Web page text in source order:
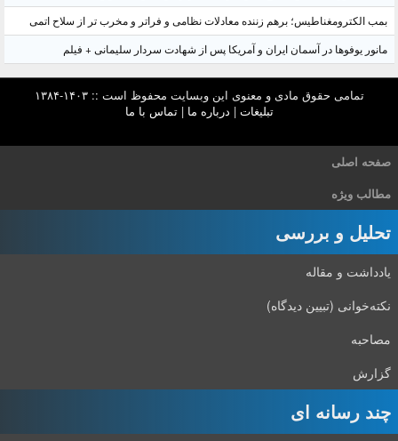
بمب الکترومغناطیس؛ برهم زننده معادلات نظامی و فراتر و مخرب تر از سلاح اتمی
مانور یوفوها در آسمان ایران و آمریکا پس از شهادت سردار سلیمانی + فیلم
تمامی حقوق مادی و معنوی این وبسایت محفوظ است :: ۱۴۰۳-۱۳۸۴
تبلیغات | درباره ما |تماس با ما
صفحه اصلی
مطالب ویژه
تحلیل و بررسی
یادداشت و مقاله
نکته‌خوانی (تبیین دیدگاه)
مصاحبه
گزارش
چند رسانه ای